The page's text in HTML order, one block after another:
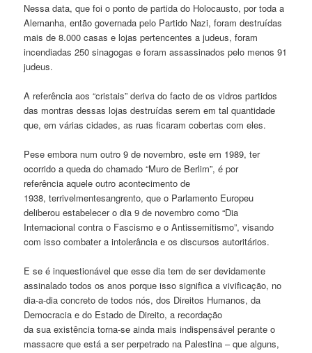
Nessa data, que foi o ponto de partida do Holocausto, por toda a
Alemanha, então governada pelo Partido Nazi, foram destruídas
mais de 8.000 casas e lojas pertencentes a judeus, foram
incendiadas 250 sinagogas e foram assassinados pelo menos 91
judeus.
A referência aos “cristais” deriva do facto de os vidros partidos
das montras dessas lojas destruídas serem em tal quantidade
que, em várias cidades, as ruas ficaram cobertas com eles.
Pese embora num outro 9 de novembro, este em 1989, ter
ocorrido a queda do chamado “Muro de Berlim”, é por
referência aquele outro acontecimento de
1938, terrivelmentesangrento, que o Parlamento Europeu
deliberou estabelecer o dia 9 de novembro como “Dia
Internacional contra o Fascismo e o Antissemitismo”, visando
com isso combater a intolerância e os discursos autoritários.
E se é inquestionável que esse dia tem de ser devidamente
assinalado todos os anos porque isso significa a vivificação, no
dia-a-dia concreto de todos nós, dos Direitos Humanos, da
Democracia e do Estado de Direito, a recordação
da sua existência torna-se ainda mais indispensável perante o
massacre que está a ser perpetrado na Palestina – que alguns,